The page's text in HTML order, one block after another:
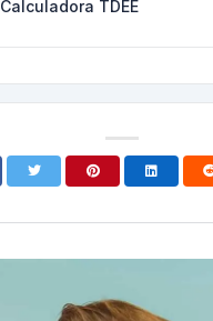
Calculadora TDEE